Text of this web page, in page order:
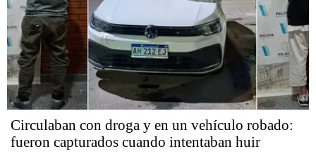
Circulaban con droga y en un vehículo robado:
fueron capturados cuando intentaban huir